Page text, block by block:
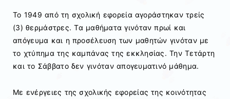
Το 1949 από τη σχολική εφορεία αγοράστηκαν τρείς
(3) θερμάστρες. Τα μαθήματα γινόταν πρωί και
απόγευμα και η προσέλευση των μαθητών γινόταν με
το χτύπημα της καμπάνας της εκκλησίας. Την Τετάρτη
και το Σάββατο δεν γινόταν απογευματινό μάθημα.
Με ενέργειες της σχολικής εφορείας της κοινότητας